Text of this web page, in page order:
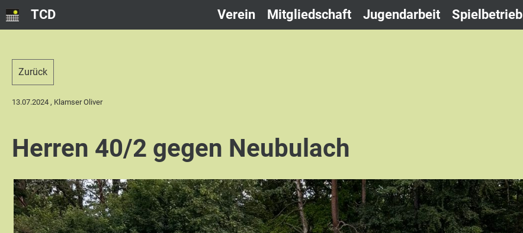
TCD Verein Mitgliedschaft Jugendarbeit Spielbetrieb
Zurück
13.07.2024 , Klamser Oliver
Herren 40/2 gegen Neubulach